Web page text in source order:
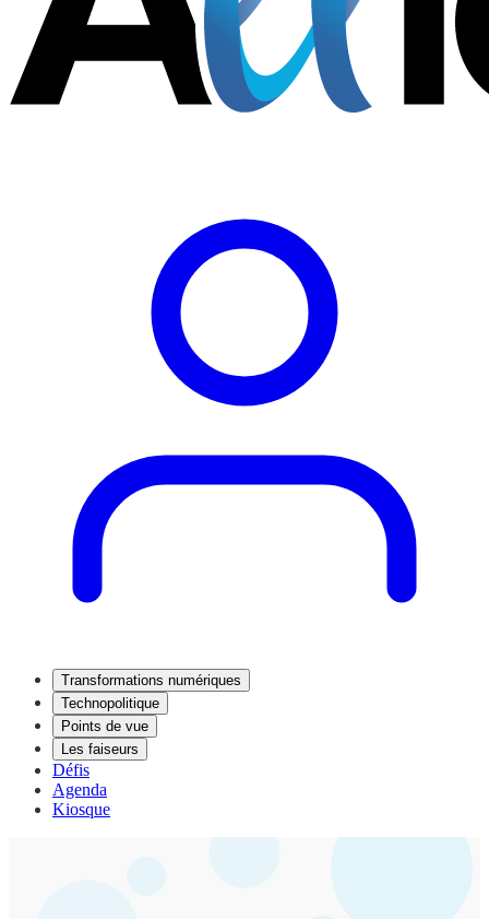
Transformations numériques
Technopolitique
Points de vue
Les faiseurs
Défis
Agenda
Kiosque